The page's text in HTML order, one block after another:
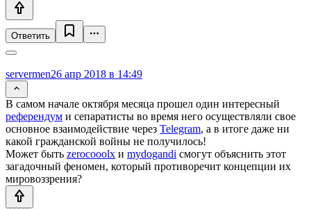
Ответить
servermen26 апр 2018 в 14:49
В самом начале октября месяца прошел один интересный
референдум и сепаратисты во время него осуществляли свое
основное взаимодействие через Telegram, а в итоге даже ни
какой гражданской войны не получилось!
Может быть zerocooolx и mydogandi смогут объяснить этот
загадочный феномен, который противоречит концепции их
мировоззрения?